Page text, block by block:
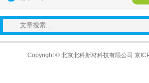
Copyright © 北京北科新材科技有限公司 京